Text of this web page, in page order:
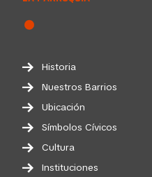
Historia
Nuestros Barrios
Ubicación
Símbolos Cívicos
Cultura
Instituciones